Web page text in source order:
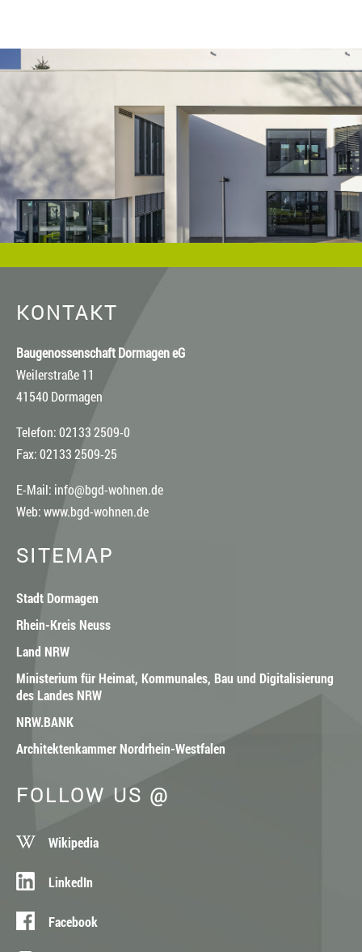
Dritte ist nicht gestattet. Die Urheberrechte liegen bei der
Baugenossenschaft Dormagen eG, es sei denn, ein anderer
Urheber ist angegeben, z.B. bei Bildern und Fotos von
Fotostock-Anbietern. In diesen Fällen wenden Sie sich bitte an
den jeweiligen Rechteinhaber, wenn Sie das Material
verwenden wollen.
KONTAKT
Baugenossenschaft Dormagen eG
Weilerstraße 11
41540 Dormagen
Telefon: 02133 2509-0
Fax: 02133 2509-25
E-Mail: info@bgd-wohnen.de
Web:www.bgd-wohnen.de
SITEMAP
Stadt Dormagen
Rhein-Kreis Neuss
Land NRW
Ministerium für Heimat, Kommunales, Bau und Digitalisierung
des Landes NRW
NRW.BANK
Architektenkammer Nordrhein-Westfalen
FOLLOW US @
Wikipedia
LinkedIn
Facebook